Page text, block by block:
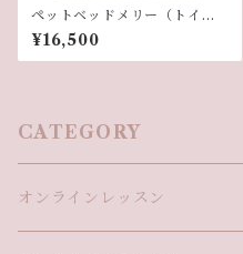
ペットベッドメリー（トイプ
ードル）
¥16,500
CATEGORY
オンラインレッスン